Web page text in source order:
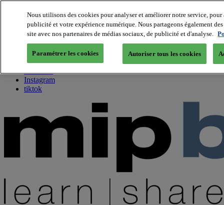
About us
Twitter
Facebook
Youtube
Instagram
tiktok
Nous utilisons des cookies pour analyser et améliorer notre service,
publicité et votre expérience numérique. Nous partageons également
site avec nos partenaires de médias sociaux, de publicité et d'analyse.
Paramétrer les cookies Autoriser tous les cookies